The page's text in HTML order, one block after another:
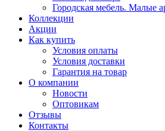
Городская мебель. Малые
Коллекции
Акции
Как купить
Условия оплаты
Условия доставки
Гарантия на товар
О компании
Новости
Оптовикам
Отзывы
Контакты